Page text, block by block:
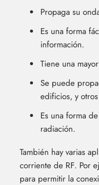
Propaga su
Es una forma
información.
Tiene una
Se puede
edificios, y
Es una forma
radiación.
También hay varias
corriente de RF. Por
para permitir la